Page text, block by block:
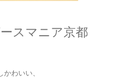
スマニア京都
わいい、